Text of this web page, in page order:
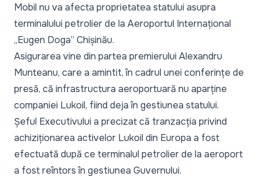
Mobil nu va afecta proprietatea statului asupra
terminalului petrolier de la Aeroportul Internațional
„Eugen Doga” Chișinău.
Asigurarea vine din partea premierului Alexandru
Munteanu, care a amintit, în cadrul unei conferințe de
presă, că infrastructura aeroportuară nu aparține
companiei Lukoil, fiind deja în gestiunea statului.
Șeful Executivului a precizat că tranzacția privind
achiziționarea activelor Lukoil din Europa a fost
efectuată după ce terminalul petrolier de la aeroport
a fost reîntors în gestiunea Guvernului.